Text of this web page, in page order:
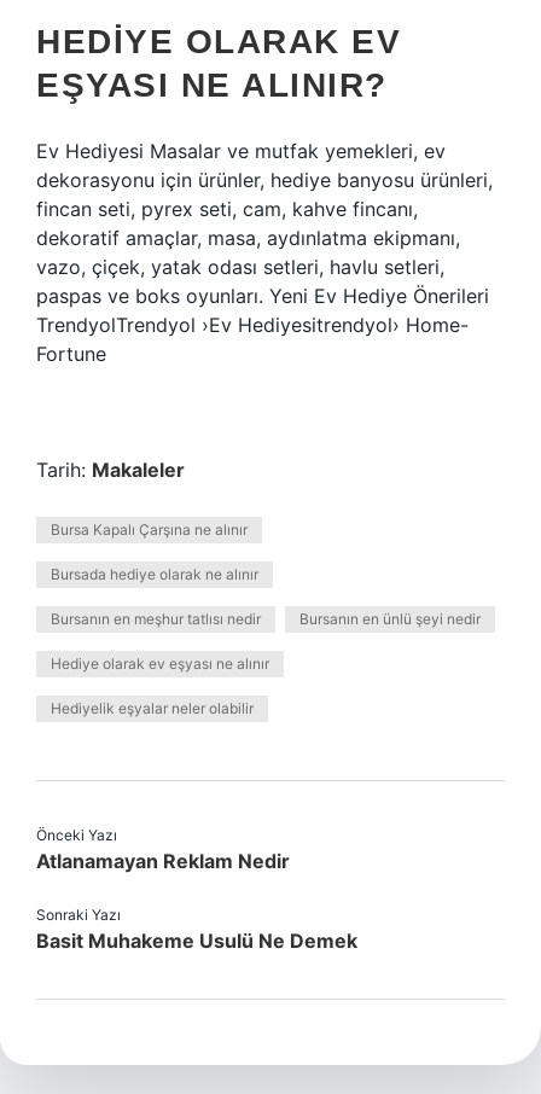
HEDIYE OLARAK EV
EŞYASI NE ALINIR?
Ev Hediyesi Masalar ve mutfak yemekleri, ev
dekorasyonu için ürünler, hediye banyosu ürünleri,
fincan seti, pyrex seti, cam, kahve fincanı,
dekoratif amaçlar, masa, aydınlatma ekipmanı,
vazo, çiçek, yatak odası setleri, havlu setleri,
paspas ve boks oyunları. Yeni Ev Hediye Önerileri
TrendyolTrendyol ›Ev Hediyesitrendyol› Home-
Fortune
Tarih: Makaleler
Bursa Kapalı Çarşına ne alınır
Bursada hediye olarak ne alınır
Bursanın en meşhur tatlısı nedir Bursanın en ünlü şeyi nedir
Hediye olarak ev eşyası ne alınır
Hediyelik eşyalar neler olabilir
Önceki Yazı
Atlanamayan Reklam Nedir
Sonraki Yazı
Basit Muhakeme Usulü Ne Demek